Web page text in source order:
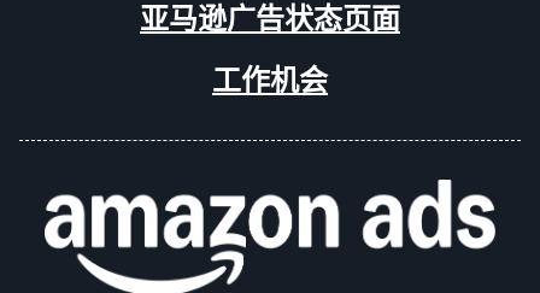
亚马逊广告状态页面
工作机会